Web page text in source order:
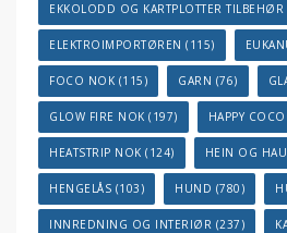
EKKOLODD OG KARTPLOTTER TILBEHØR
ELEKTROIMPORTØREN (115)
FOCO NOK (115) GARN (76)
GLOW FIRE NOK (197) HAPPY
HEATSTRIP NOK (124) HEIN OG
HENGELÅS (103) HUND (780)
INNREDNING OG INTERIØR (237)